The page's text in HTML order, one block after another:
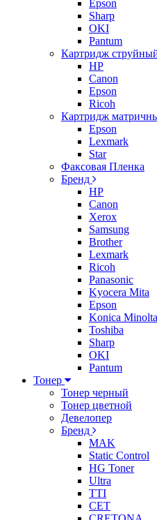
Epson
Sharp
OKI
Pantum
Картридж
HP
Canon
Epson
Ricoh
Картридж
Epson
Lexmark
Star
Факсовая Пленка
Бренд
HP
Canon
Xerox
Samsung
Brother
Lexmark
Ricoh
Panasonic
Kyocera Mita
Epson
Konica Minolta
Toshiba
Sharp
OKI
Pantum
Тонер
Тонер черный
Тонер цветной
Девелопер
Бренд
MAK
Static Control
HG Toner
Ultra
TTI
CET